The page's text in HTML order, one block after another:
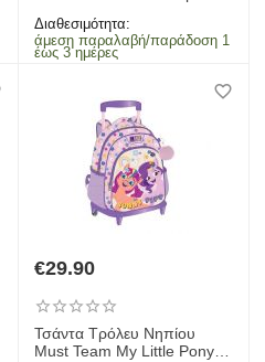
Διαθεσιμότητα:
άμεση παραλαβή/παράδοση 1
έως 3 ημέρες
€29.90
Τσάντα Τρόλευ Νηπίου
Must Team My Little Pony